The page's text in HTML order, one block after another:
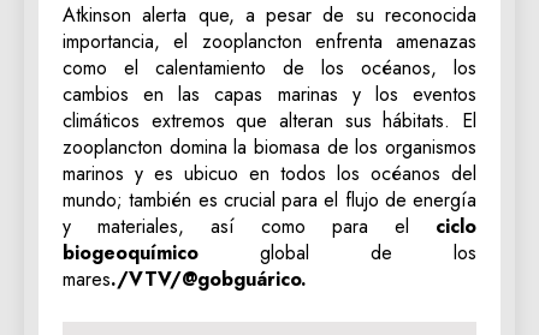
Atkinson alerta que, a pesar de su reconocida
importancia, el zooplancton enfrenta amenazas
como el calentamiento de los océanos, los
cambios en las capas marinas y los eventos
climáticos extremos que alteran sus hábitats. El
zooplancton domina la biomasa de los organismos
marinos y es ubicuo en todos los océanos del
mundo; también es crucial para el flujo de energía
y materiales, así como para el ciclo
biogeoquímico global de los
mares./VTV/@gobguárico.